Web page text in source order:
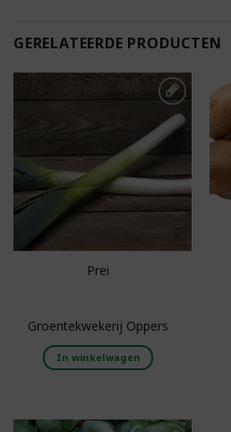
GERELATEERDE PRODUCTEN
Toevoegen aan
boodschappenlijst
Prei
Groentekwekerij Oppers
In winkelwagen